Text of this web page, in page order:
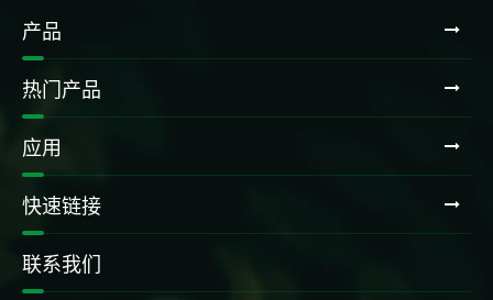
产品
热门产品
应用
快速链接
联系我们